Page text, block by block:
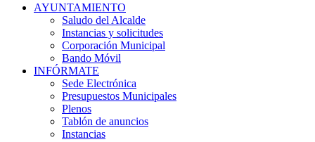
AYUNTAMIENTO
Saludo del Alcalde
Instancias y solicitudes
Corporación Municipal
Bando Móvil
INFÓRMATE
Sede Electrónica
Presupuestos Municipales
Plenos
Tablón de anuncios
Instancias